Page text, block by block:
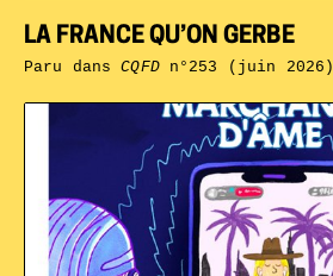
LA FRANCE QU’ON GERBE
Paru dansCQFDn°253 (juin 2026)